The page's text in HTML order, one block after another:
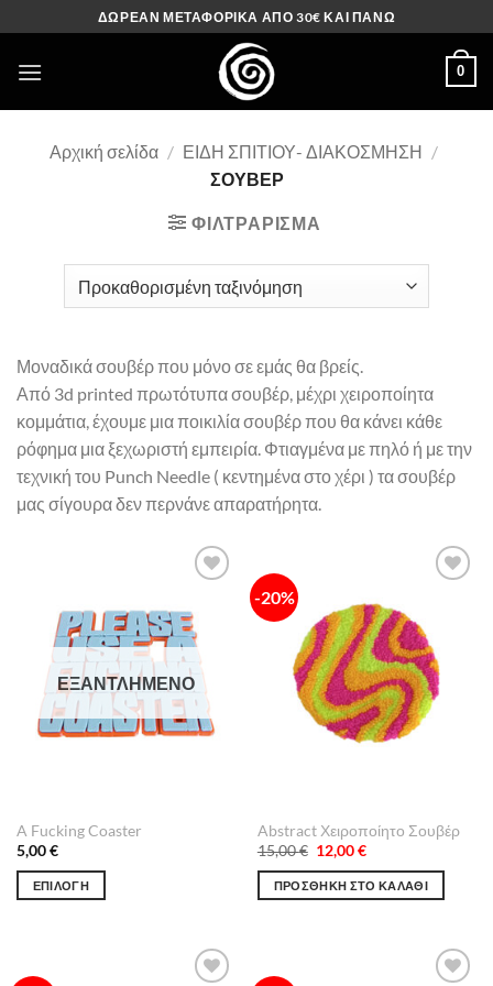
στο
περιεχόμενο
ΔΩΡΕΑΝ ΜΕΤΑΦΟΡΙΚΑ ΑΠΟ 30€ ΚΑΙ ΠΑΝΩ
0
Αρχική σελίδα / ΕΙΔΗ ΣΠΙΤΙΟΥ- ΔΙΑΚΟΣΜΗΣΗ /
ΣΟΥΒΕΡ
ΦΙΛΤΡΆΡΙΣΜΑ
Μοναδικά σουβέρ που μόνο σε εμάς θα βρείς.
Από 3d printed πρωτότυπα σουβέρ, μέχρι χειροποίητα
κομμάτια, έχουμε μια ποικιλία σουβέρ που θα κάνει κάθε
ρόφημα μια ξεχωριστή εμπειρία. Φτιαγμένα με πηλό ή με την
τεχνική του Punch Needle ( κεντημένα στο χέρι ) τα σουβέρ
μας σίγουρα δεν περνάνε απαρατήρητα.
στην λίστα
επιθυμιών
ΕΞΑΝΤΛΗΜΈΝΟ
A Fucking Coaster
5,00€
ΕΠΙΛΟΓΉ
έχει
-20%
στην λίστα
επιθυμιών
Abstract Χειροποίητο Σουβέρ
15,00€ Original
price
was:
15,00 €.
12,00€Η
τιμή
είναι:
ΠΡΟΣΘΉΚΗ ΣΤΟ ΚΑΛΆΘΙ